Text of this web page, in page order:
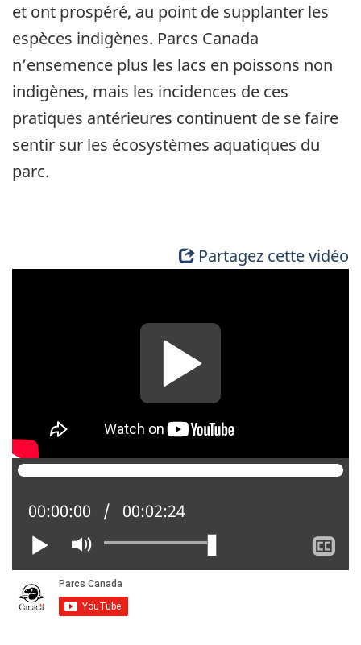
et ont prospéré, au point de supplanter les
espèces indigènes. Parcs Canada
n’ensemence plus les lacs en poissons non
indigènes, mais les incidences de ces
pratiques antérieures continuent de se faire
sentir sur les écosystèmes aquatiques du
parc.
Partagez cette vidéo
Lire
Activer
le
mode
muet
Position actuelle :
00:00:00 Temps total :
00:02:24
le